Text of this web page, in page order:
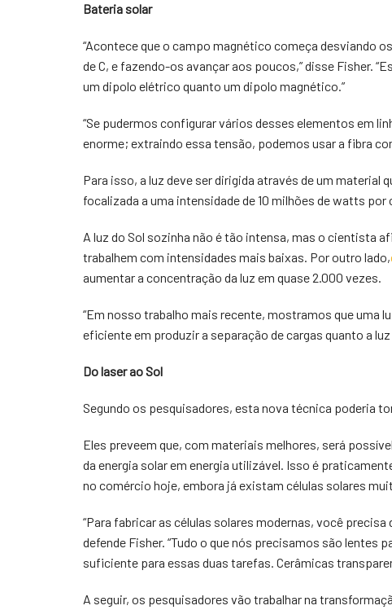
Bateria solar
“Acontece que o campo magnético começa desviando
de C, e fazendo-os avançar aos poucos,” disse Fisher.
um dipolo elétrico quanto um dipolo magnético.”
“Se pudermos configurar vários desses elementos em
enorme; extraindo essa tensão, podemos usar a fibra
Para isso, a luz deve ser dirigida através de um material
focalizada a uma intensidade de 10 milhões de watts
A luz do Sol sozinha não é tão intensa, mas o cientista
trabalhem com intensidades mais baixas. Por outro lado,
aumentar a concentração da luz em quase 2.000 vezes.
“Em nosso trabalho mais recente, mostramos que uma
eficiente em produzir a separação de cargas quanto a luz
Do laser ao Sol
Segundo os pesquisadores, esta nova técnica poderia
Eles preveem que, com materiais melhores, será
da energia solar em energia utilizável. Isso é
no comércio hoje, embora já existam células solares
“Para fabricar as células solares modernas, você
defende Fisher. “Tudo o que nós precisamos são lentes
suficiente para essas duas tarefas. Cerâmicas
A seguir, os pesquisadores vão trabalhar na